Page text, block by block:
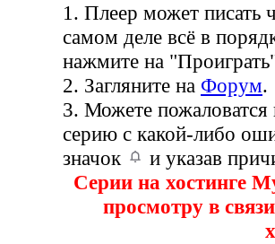
1. Плеер может писать
самом деле всё в
нажмите на
2. Загляните на Форум.
3. Можете
серию с какой-либо
значок
и указав
Серии на хостинге
просмотру в